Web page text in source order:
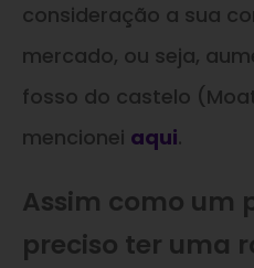
consideração a sua
mercado, ou seja,
fosso do castelo
mencionei aqui.
Assim como um
preciso ter uma